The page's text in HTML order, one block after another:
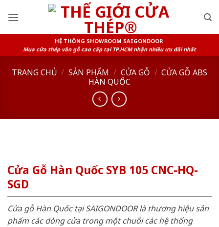
HỆ THỐNG SHOWROOM SAIGONDOOR
Mua cửa thép vân gỗ cao cấp tại TP.HCM nhận nhiều ưu đãi nhất
TRANG CHỦ / SẢN PHẨM / CỬA GỖ / CỬA GỖ ABS
HÀN QUỐC
Cửa Gỗ Hàn Quốc SYB 105 CNC-HQ-
SGD
Cửa gỗ Hàn Quốc tại SAIGONDOOR là thương hiệu sản
phẩm các dòng cửa trong một chuỗi các hệ thống